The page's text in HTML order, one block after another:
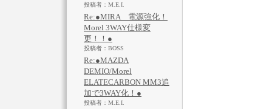
投稿者：M.E.I.
Re:●MIRA 電源強化！
Morel 3WAY仕様変
更！！●
投稿者：BOSS
Re:●MAZDA
DEMIO/Morel
ELATECARBON MM3追
加で3WAY化！●
投稿者：M.E.I.